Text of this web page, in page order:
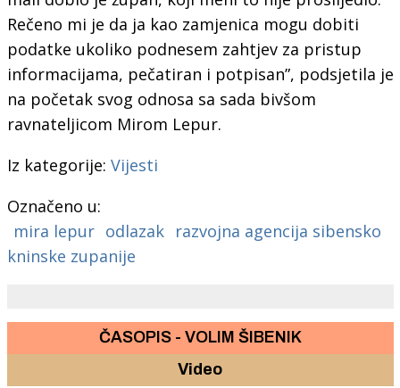
Rečeno mi je da ja kao zamjenica mogu dobiti
podatke ukoliko podnesem zahtjev za pristup
informacijama, pečatiran i potpisan”, podsjetila je
na početak svog odnosa sa sada bivšom
ravnateljicom Mirom Lepur.
Iz kategorije: Vijesti
Označeno u:
mira lepur odlazak razvojna agencija sibensko
kninske zupanije
ČASOPIS - VOLIM ŠIBENIK
Video